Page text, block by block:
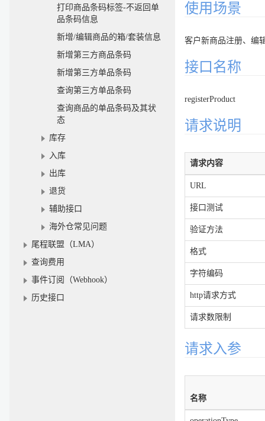
打印商品条码标签-不返回单
品条码信息
新增/编辑商品的箱/套装信息
新增第三方商品条码
新增第三方单品条码
查询第三方单品条码
查询商品的单品条码及其状
态
库存
入库
出库
退货
辅助接口
海外仓常见问题
尾程联盟（LMA）
查询费用
事件订阅（Webhook）
历史接口
使用场景
客户新商品注册、编
接口名称
registerProduct
请求说明
请求内容
URL
接口测试
验证方法
格式
字符编码
http请求方式
请求数限制
请求入参
名称